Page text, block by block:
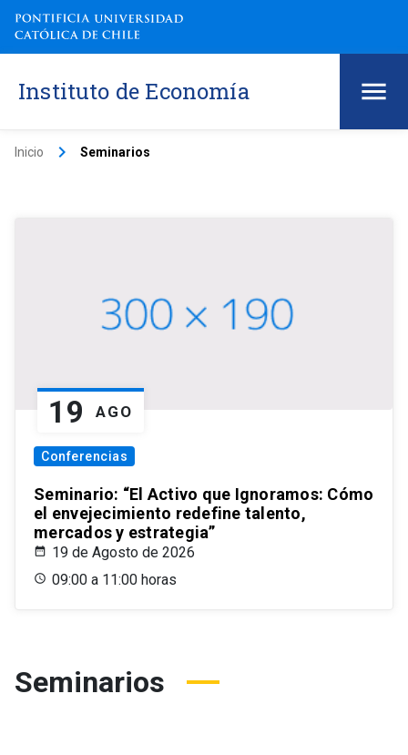
Instituto de Economía
Inicio keyboard_arrow_right Seminarios
19 AGO
Conferencias
Seminario: “El Activo que Ignoramos: Cómo
el envejecimiento redefine talento,
mercados y estrategia”
19 de Agosto de 2026
09:00 a 11:00 horas
Seminarios